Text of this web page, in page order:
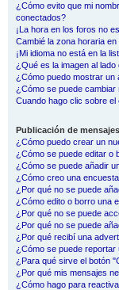
¿Cómo evito que mi
conectados?
¡La hora en los foros no
Cambié la zona horaria
¡Mi idioma no está en la
¿Qué es la imagen al
¿Cómo puedo mostrar un
¿Cómo se puede cambiar
Cuando hago clic sobre el
Publicación de mensajes
¿Cómo puedo crear un
¿Cómo se puede editar o
¿Cómo se puede añadir
¿Cómo creo una
¿Por qué no se puede
¿Cómo edito o borro una
¿Por qué no se puede
¿Por qué no se puede
¿Por qué recibí una
¿Cómo se puede reportar
¿Para qué sirve el botón
¿Por qué mis mensajes
¿Cómo hago para